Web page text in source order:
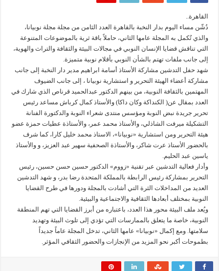
القاهرة..
دُشّن مساء اليوم بدار النخبة بالقاهرة العدد الثامن من مجلة مجلة نوبيانا،
والذي تُكمل به المجلة عامها الثاني، حاملاً باقة ثرية بالموضوعات المتنوعة
التي تناقش قضايا الإنسان النوبي في مجالات البيئة والثقافة والتراث والهوية،
إلى جانب ملفات تهتم بالشأن النوبي بأقلام نوبية متميزة.
شهد حفل التدشين مشاركة الأستاذ أسامة ابراهيم مدير دار النخبة إلى جانب
مشاركة أعضاء الهيئة التحرير و استشارية نوبيانا ، إلى جانب الضيوف
المهتمين بالثقافة النوبية، من بينهم الدكتور عبدالحميد قرناص الذي شارك في
العدد بمقال عن( الكنداكة وكان داكا) والأستاذ كمال كرباش مساعد رئيس
تحرير جريدة نبض النوبة ومؤسس منتدى شعراء النوبة والدكتورة الفنانة
التشكيلة ميرفت الشاذلي، والأستاذ محمد عمر، والأستاذة عطيات حمزة عضو
هيئة التحرير ومن استشارية «نوبيانا»، الاستاذ محمد خليل كارا، كما شرف
بالحضور الأستاذ عرت شاكر، والأستاذة الصحفية سهير عبد العزيز، و والأستاذ
ياسين عبد الحليم.
وأدار فعالية التدشين عبر تقنية «زووم» الدكتور حسين حسن حسين، رئيس
التحرير بمشاركة رئيس الرابطة بالمملكة المتحدة رضا بدر، و شهد التدشين
العديد من المداخلات الثرة التي أشادت بالمجلة ودورها في طرح القضايا
النوبية بمختلف أبعادها الثقافية والاجتماعية والبيئية.
ويُعد ملف البيئة محور هذا العدد، باعتباره من أبرز القضايا التي تهم المنطقة
النوبية، خاصة ما يتعلق بالممارسات التي تؤدي إلى تلوث البيئة وتهديد
سلامتها. ومع إكمال «نوبيانا» عامها الثاني، تدخل المجلة عاماً جديداً
بطموحات أكبر نحو المزيد من الإنجازات والحضور الثقافي المؤثر.